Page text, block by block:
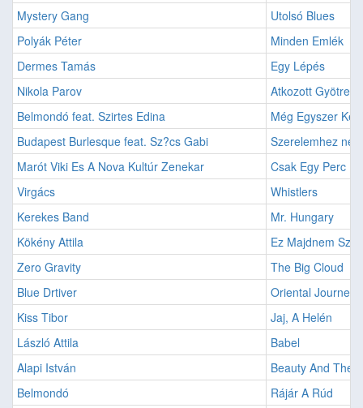
Mystery Gang
Utolsó Blues
Polyák Péter
Minden Emlék
Dermes Tamás
Egy Lépés
Nikola Parov
Atkozott
Belmondó feat. Szirtes Edina
Még Egyszer
Budapest Burlesque feat. Sz?cs Gabi
Szerelemhez
Marót Viki Es A Nova Kultúr Zenekar
Csak Egy Perc
Virgács
Whistlers
Kerekes Band
Mr. Hungary
Kökény Attila
Ez Majdnem
Zero Gravity
The Big Cloud
Blue Drtiver
Oriental Journey
Kiss Tibor
Jaj, A Helén
László Attila
Babel
Alapi István
Beauty And The
Belmondó
Rájár A Rúd